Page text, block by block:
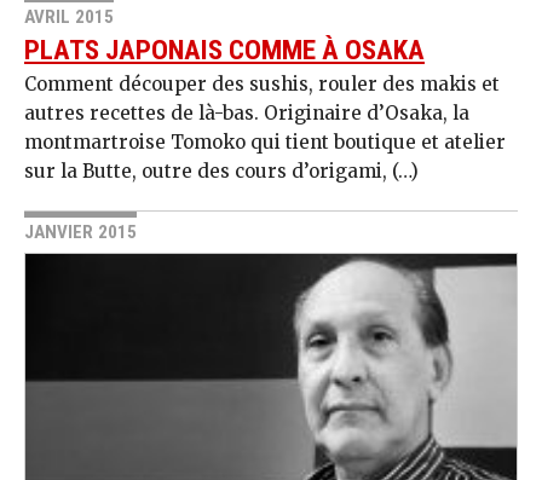
AVRIL 2015
PLATS JAPONAIS COMME À OSAKA
Comment découper des sushis, rouler des makis et
autres recettes de là-bas. Originaire d’Osaka, la
montmartroise Tomoko qui tient boutique et atelier
sur la Butte, outre des cours d’origami, (…)
JANVIER 2015